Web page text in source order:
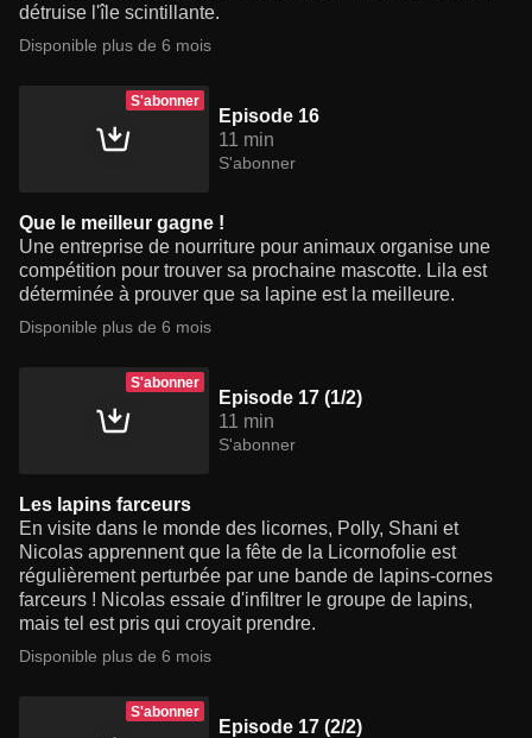
détruise l'île scintillante.
Disponible plus de 6 mois
S'abonner
Episode 16
11 min
S'abonner
Que le meilleur gagne !
Une entreprise de nourriture pour animaux organise une
compétition pour trouver sa prochaine mascotte. Lila est
déterminée à prouver que sa lapine est la meilleure.
Disponible plus de 6 mois
S'abonner
Episode 17 (1/2)
11 min
S'abonner
Les lapins farceurs
En visite dans le monde des licornes, Polly, Shani et
Nicolas apprennent que la fête de la Licornofolie est
régulièrement perturbée par une bande de lapins-cornes
farceurs ! Nicolas essaie d'infiltrer le groupe de lapins,
mais tel est pris qui croyait prendre.
Disponible plus de 6 mois
S'abonner
Episode 17 (2/2)